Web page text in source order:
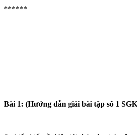
******
Bài 1: (Hướng dẫn giải bài tập số 1